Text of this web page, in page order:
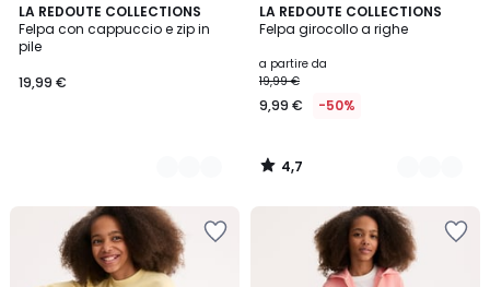
LA REDOUTE COLLECTIONS
Felpa con cappuccio e zip in
pile
19,99 €
4
Colori
LA REDOUTE COLLECTIONS
Felpa girocollo a righe
a partire da
19,99 €
9,99 € -50%
4,7
/ 5
2
Colori
4,7
/